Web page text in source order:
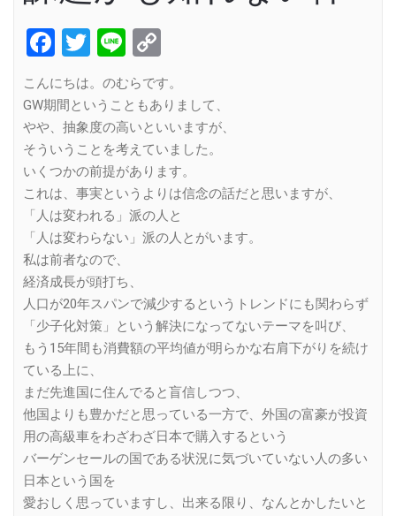
Facebook
Twitter
Line
Link
こんにちは。のむらです。
GW期間ということもありまして、
やや、抽象度の高いといいますが、
そういうことを考えていました。
いくつかの前提があります。
これは、事実というよりは信念の話だと思いますが、
「人は変われる」派の人と
「人は変わらない」派の人とがいます。
私は前者なので、
経済成長が頭打ち、
人口が20年スパンで減少するというトレンドにも関わらず
「少子化対策」という解決になってないテーマを叫び、
もう15年間も消費額の平均値が明らかな右肩下がりを続け
ている上に、
まだ先進国に住んでると盲信しつつ、
他国よりも豊かだと思っている一方で、外国の富豪が投資
用の高級車をわざわざ日本で購入するという
バーゲンセールの国である状況に気づいていない人の多い
日本という国を
愛おしく思っていますし、出来る限り、なんとかしたいと